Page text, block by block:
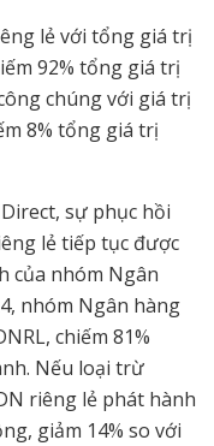
lẻ với tổng giá trị
92% tổng giá trị
chúng với giá trị
8% tổng giá trị
sự phục hồi
lẻ tiếp tục được
của nhóm Ngân
nhóm Ngân hàng
chiếm 81%
Nếu loại trừ
riêng lẻ phát hành
giảm 14% so với